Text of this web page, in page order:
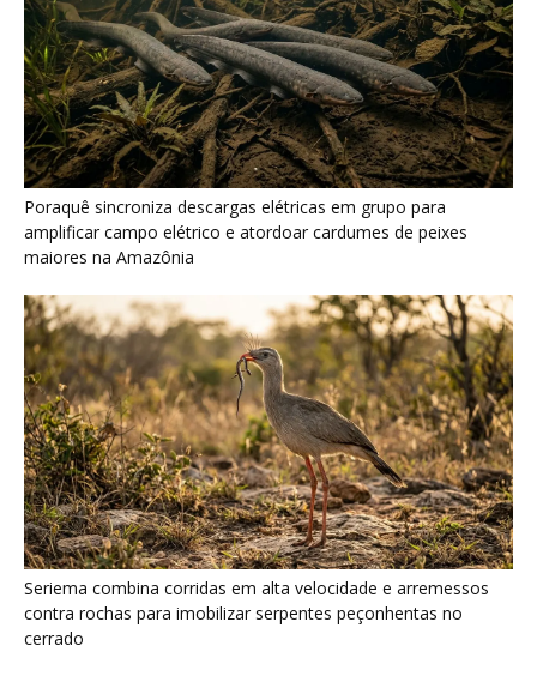
Seriema combina corridas em alta velocidade e arremessos
contra rochas para imobilizar serpentes peçonhentas no
cerrado
Serpente escavadora brasileira Tametara mirim reescreve a
evolução dos répteis